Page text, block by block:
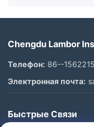
Chengdu Lambor
Телефон: 86--
Электронная почта:
Быстрые Связи